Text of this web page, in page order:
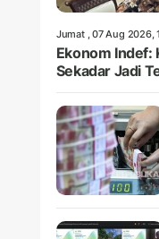
Jumat , 07 Aug 2026,
Ekonom Indef:
Sekadar Jadi